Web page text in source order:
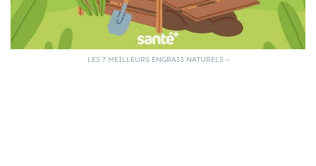
LES 7 MEILLEURS ENGRAIS NATURELS –